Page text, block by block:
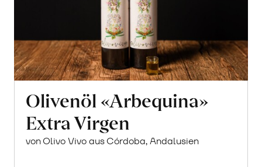
Olivenöl «Arbequina»
Extra Virgen
von Olivo Vivo aus Córdoba, Andalusien